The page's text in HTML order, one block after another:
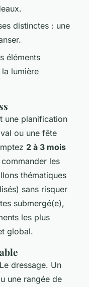
distinctes : une
éléments
lumière
une planification
ou une fête
2 à 3 mois
les
thématiques
sans risquer
submergé(e),
les plus
global.
dressage. Un
une rangée de